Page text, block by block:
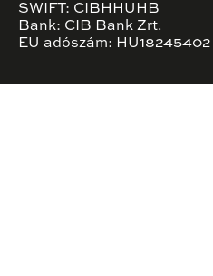
SWIFT: CIBHHUHB
Bank: CIB Bank Zrt.
EU adószám: HU18245402